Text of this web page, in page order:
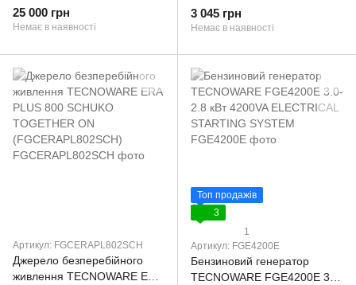
6,5кВт 9200VA ELECTRICAL /
AUTOMATIC STARTING
25 000 грн
Немає в наявності
PLUS 1200 SCHUKO
TOGETHER ON
3 045 грн
Немає в наявності
Артикул: FGCERAPL802SCH
Джерело безперебійного
живлення TECNOWARE ERA
Топ продажів
3
1
Артикул: FGE4200E
Бензиновий генератор
TECNOWARE FGE4200E 3.0-